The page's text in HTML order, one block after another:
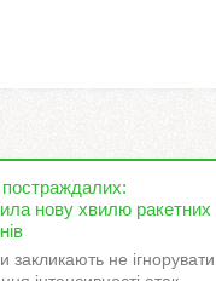
постраждалих:
нову хвилю ракетних
закликають не ігнорувати